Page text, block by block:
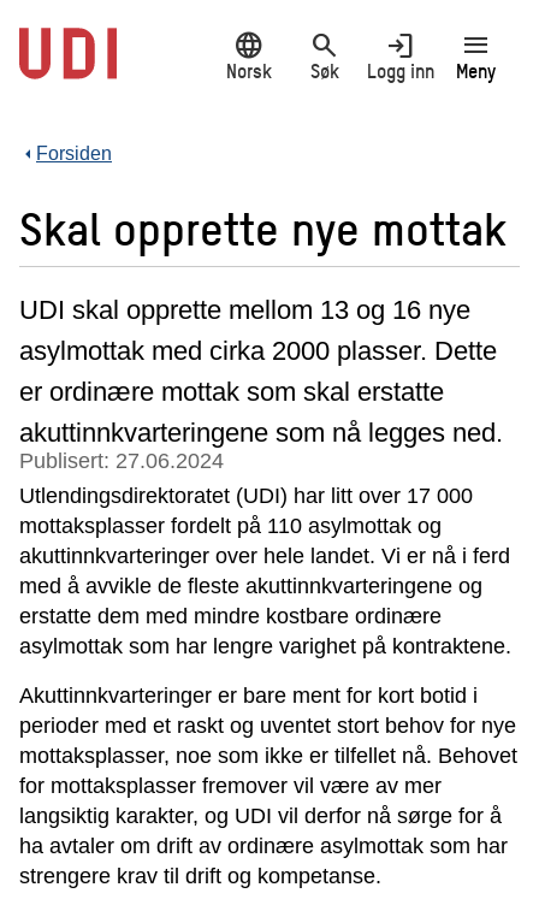
hovedinnhold
language
Norsk
search
Søk
login
Logg inn
menu
Meny
Forsiden
Skal opprette nye mottak
UDI skal opprette mellom 13 og 16 nye
asylmottak med cirka 2000 plasser. Dette
er ordinære mottak som skal erstatte
akuttinnkvarteringene som nå legges ned.
Publisert: 27.06.2024
Utlendingsdirektoratet (UDI) har litt over 17 000
mottaksplasser fordelt på 110 asylmottak og
akuttinnkvarteringer over hele landet. Vi er nå i ferd
med å avvikle de fleste akuttinnkvarteringene og
erstatte dem med mindre kostbare ordinære
asylmottak som har lengre varighet på kontraktene.
Akuttinnkvarteringer er bare ment for kort botid i
perioder med et raskt og uventet stort behov for nye
mottaksplasser, noe som ikke er tilfellet nå. Behovet
for mottaksplasser fremover vil være av mer
langsiktig karakter, og UDI vil derfor nå sørge for å
ha avtaler om drift av ordinære asylmottak som har
strengere krav til drift og kompetanse.